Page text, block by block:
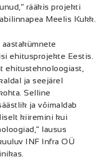
rääkis projekti
Meelis Kukk.
ehitusprojekte Eestis.
ehitustehnoloogiast,
ja seejärel
Selline
ja võimaldab
kiiremini kui
lausus
INF Infra OÜ